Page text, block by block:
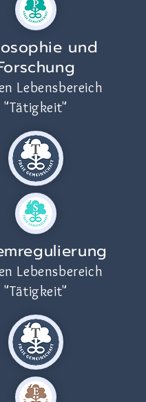
und
Lebensbereich
"Tätigkeit"
Lebensbereich
"Tätigkeit"